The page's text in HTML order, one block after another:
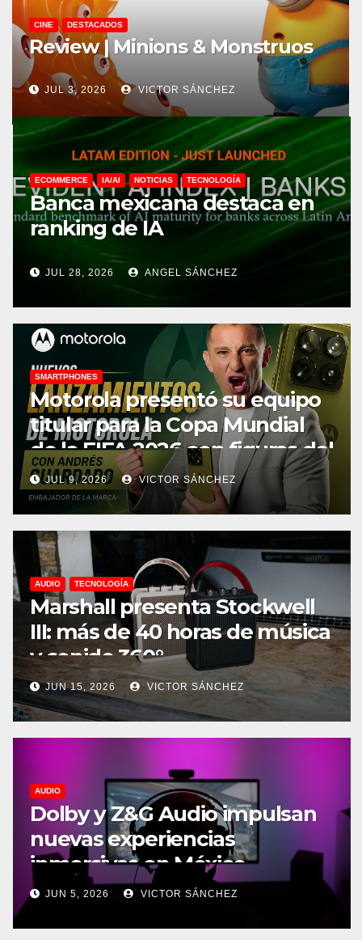
DESTACADOS LIFESTYLE
World Press Photo 2026 llega al
Museo Franz Mayer
JUN 25, 2026 ANGEL SÁNCHEZ
ECOMMERCE IA/AI NOTICIAS TECNOLOGÍA
Banca mexicana destaca en
ranking de IA
JUL 28, 2026 ANGEL SÁNCHEZ
SMARTPHONES
Motorola presentó su equipo
titular para la Copa Mundial
de la FIFA 2026 con figuras del
fútbol de Latinoamérica
JUL 9, 2026 VICTOR SÁNCHEZ
AUDIO TECNOLOGÍA
Marshall presenta Stockwell
III: más de 40 horas de música
y sonido 360°
JUN 15, 2026 VICTOR SÁNCHEZ
AUDIO
Dolby y Z&G Audio impulsan
nuevas experiencias
inmersivas en México
JUN 5, 2026 VICTOR SÁNCHEZ